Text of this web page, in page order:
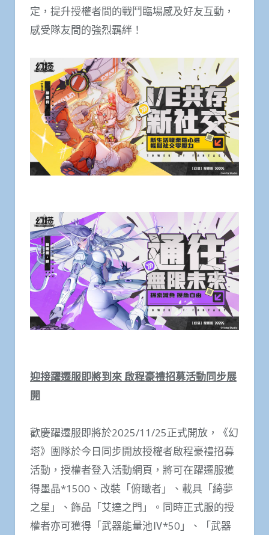
定，提升授權者間的戰鬥臨場感及好友互動，
感受隊友間的強烈羈絆！
迎接躍遷服即將到來 啟程豪禮招募活動同步展
開
歡慶躍遷服即將於2025/11/25正式開放，《幻
塔》團隊於今日同步開放授權者啟程豪禮招募
活動，授權者登入活動網頁，將可在躍遷服獲
得墨晶*1500、改裝「俯瞰者」、載具「綺夢
之星」、飾品「艾達之門」。同時正式服的授
權者亦可獲得「武器能量池Ⅳ*50」、「武器